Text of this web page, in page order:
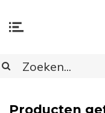
Producten